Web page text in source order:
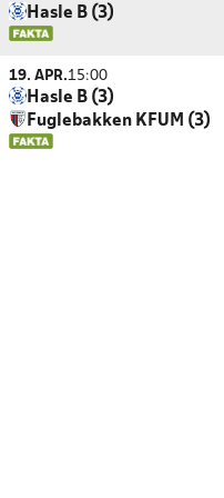
Hasle B (3)
19. APR.15:00
Hasle B (3)
Fuglebakken KFUM (3)